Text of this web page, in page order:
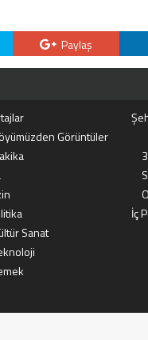
Paylaş
Görüntüler
İç
Sanat